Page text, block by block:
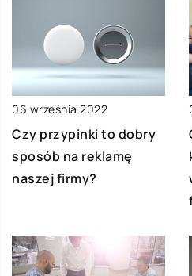
06 września 2022
Czy przypinki to dobry
sposób na reklamę
naszej firmy?